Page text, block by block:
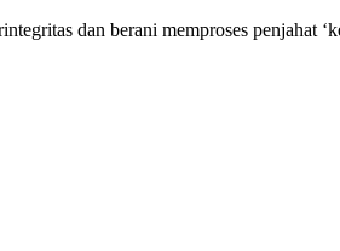
dan berani memproses penjahat